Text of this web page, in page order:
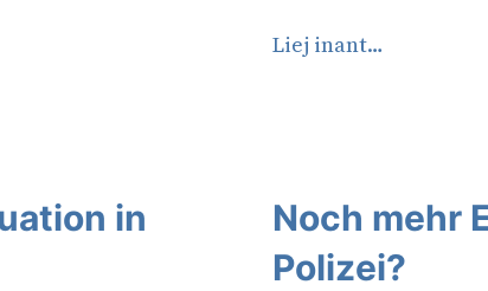
Liej inant…
in
Noch mehr
Polizei?